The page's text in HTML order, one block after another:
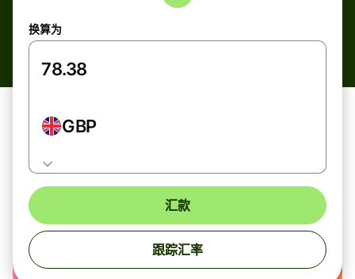
换算为
GBP
汇款
跟踪汇率